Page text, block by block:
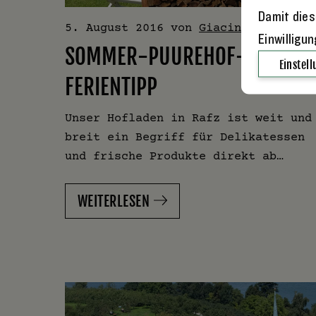
5. August 2016 von Giacinto
SOMMER-PUUREHOF-
FERIENTIPP
Unser Hofladen in Rafz ist weit und
breit ein Begriff für Delikatessen
und frische Produkte direkt ab…
WEITERLESEN
Damit